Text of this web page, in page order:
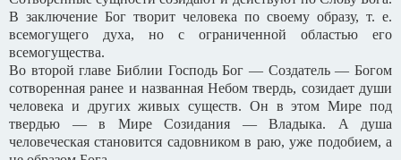
В заключение Бог творит человека по своему образу, т. е.
всемогущего духа, но с ограниченной областью его
всемогущества.
Во второй главе Библии Господь Бог — Создатель — Богом
сотворенная ранее и названная Небом твердь, созидает души
человека и других живых существ. Он в этом Мире под
твердью — в Мире Созидания — Владыка. А душа
человеческая становится садовником в раю, уже подобием, а